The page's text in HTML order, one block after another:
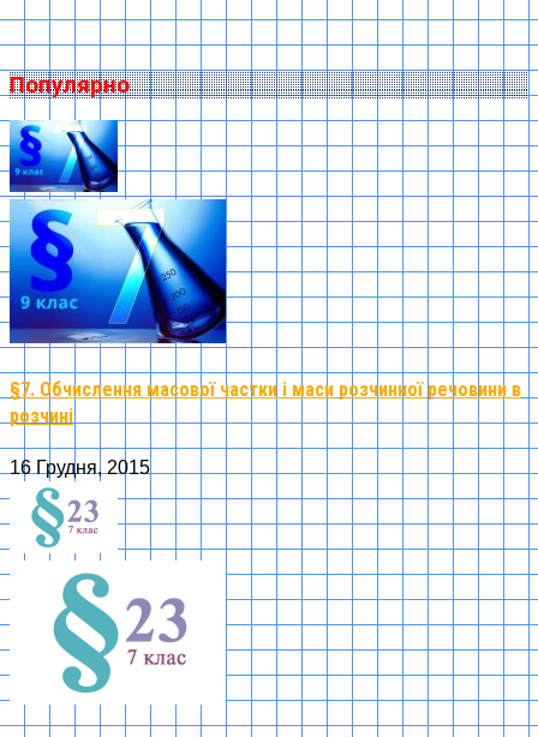
Популярно
§7. Обчислення масової частки і маси розчинної речовини в
розчині
16 Грудня, 2015